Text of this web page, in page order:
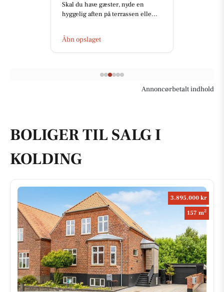
Skal du have gæster, nyde en
hyggelig aften på terrassen elle...
Åbn opslaget
Annoncørbetalt indhold
BOLIGER TIL SALG I
KOLDING
3.895.000 kr
157 m2